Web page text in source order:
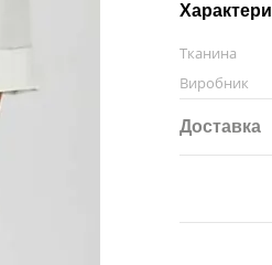
Тканина
Виробник
Доставка